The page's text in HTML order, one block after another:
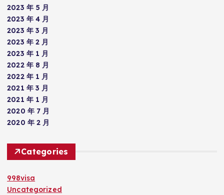
2023 年 5 月
2023 年 4 月
2023 年 3 月
2023 年 2 月
2023 年 1 月
2022 年 8 月
2022 年 1 月
2021 年 3 月
2021 年 1 月
2020 年 7 月
2020 年 2 月
Categories
998visa
Uncategorized